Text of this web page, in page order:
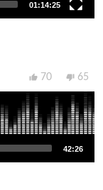
01:14:25
70
65
42:26